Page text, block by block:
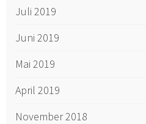
Juli 2019
Juni 2019
Mai 2019
April 2019
November 2018